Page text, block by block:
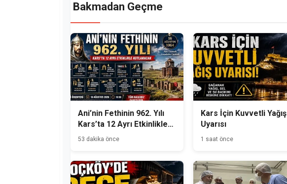
Bakmadan Geçme
Ani’nin Fethinin 962. Yılı
Kars’ta 12 Ayrı Etkinlikle
Kutlanacak
53 dakika önce
Kars İçin Kuvvetli Yağış
Uyarısı
1 saat önce